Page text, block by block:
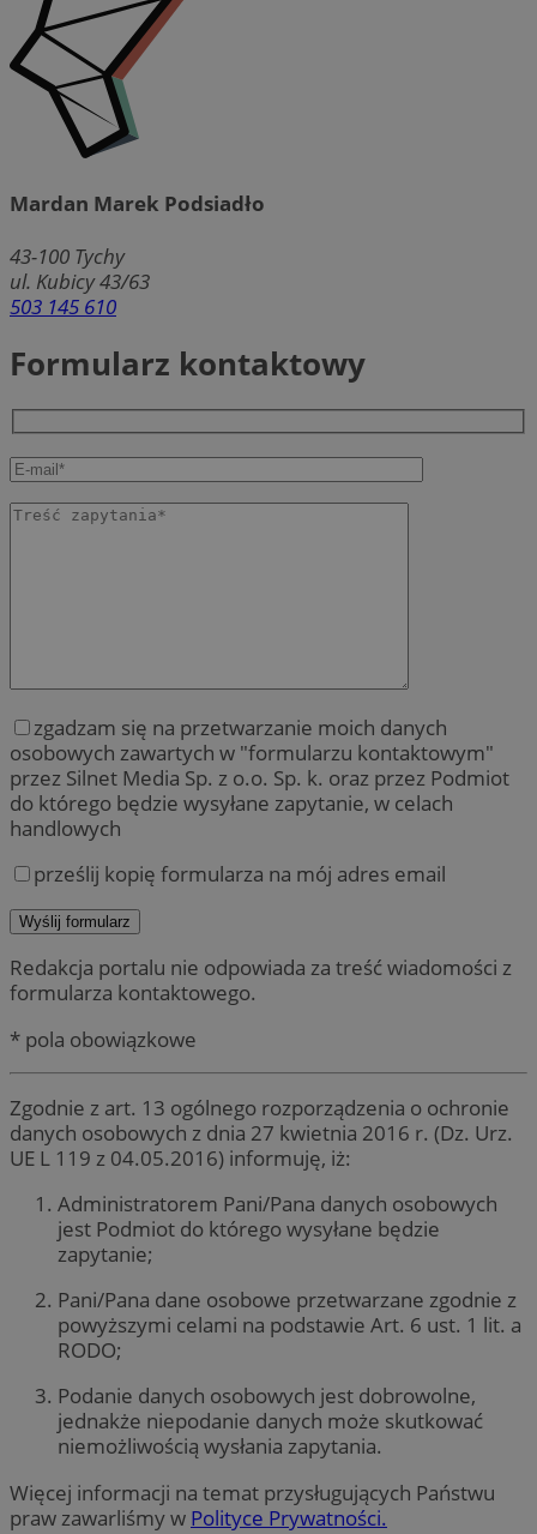
Mardan Marek Podsiadło
43-100 Tychy
ul. Kubicy 43/63
503 145 610
Formularz kontaktowy
zgadzam się na przetwarzanie moich danych
osobowych zawartych w "formularzu kontaktowym"
przez Silnet Media Sp. z o.o. Sp. k. oraz przez Podmiot
do którego będzie wysyłane zapytanie, w celach
handlowych
prześlij kopię formularza na mój adres email
Redakcja portalu nie odpowiada za treść wiadomości z
formularza kontaktowego.
* pola obowiązkowe
Zgodnie z art. 13 ogólnego rozporządzenia o ochronie
danych osobowych z dnia 27 kwietnia 2016 r. (Dz. Urz.
UE L 119 z 04.05.2016) informuję, iż:
Administratorem Pani/Pana danych osobowych
jest Podmiot do którego wysyłane będzie
zapytanie;
Pani/Pana dane osobowe przetwarzane zgodnie z
powyższymi celami na podstawie Art. 6 ust. 1 lit. a
RODO;
Podanie danych osobowych jest dobrowolne,
jednakże niepodanie danych może skutkować
niemożliwością wysłania zapytania.
Więcej informacji na temat przysługujących Państwu
praw zawarliśmy w Polityce Prywatności.